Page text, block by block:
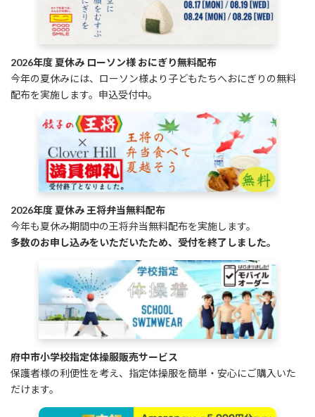
2026年度 夏休み ローソン様 おにぎり無料配布
今年の夏休みには、ローソン様より子どもたちへおにぎりの無料
配布を実施します。申込受付中。
2026年度 夏休み 王将弁当無料配布
今年も夏休み期間中の王将弁当無料配布を実施します。
多数のお申し込みをいただいたため、受付を終了しました。
府中市小学校指定体操服販売サービス
保護者様の利便性を考え、指定体操服を簡単・安心にご購入いた
だけます。